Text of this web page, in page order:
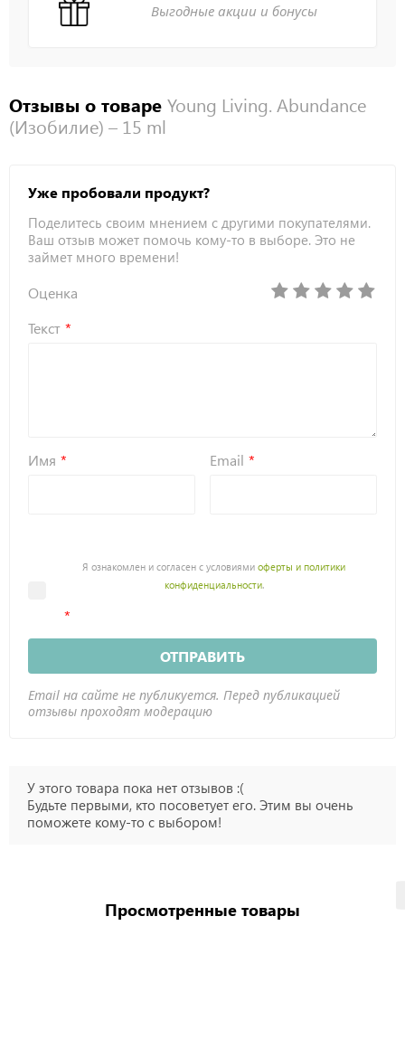
Выгодные акции и бонусы
Отзывы о товаре Young Living. Abundance
(Изобилие) – 15 ml
Уже пробовали продукт?
Поделитесь своим мнением с другими покупателями.
Ваш отзыв может помочь кому-то в выборе. Это не
займет много времени!
Оценка
Текст
Имя Email
Я ознакомлен и согласен с условиямиоферты и политики
конфиденциальности.
ОТПРАВИТЬ
Email на сайте не публикуется. Перед публикацией
отзывы проходят модерацию
У этого товара пока нет отзывов :(
Будьте первыми, кто посоветует его. Этим вы очень
поможете кому-то с выбором!
Просмотренные товары